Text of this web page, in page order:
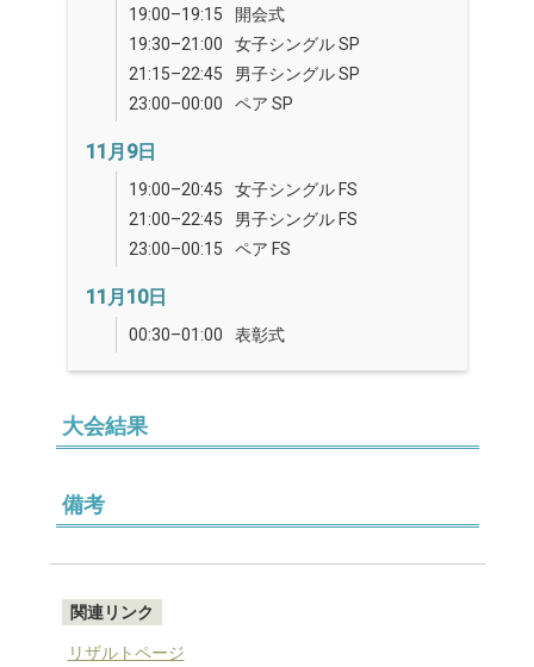
19:00–19:15
開会式
19:30–21:00
女子シングル SP
21:15–22:45
男子シングル SP
23:00–00:00
ペア SP
11月9日
19:00–20:45
女子シングル FS
21:00–22:45
男子シングル FS
23:00–00:15
ペア FS
11月10日
00:30–01:00 表彰式
大会結果
備考
関連リンク
リザルトページ